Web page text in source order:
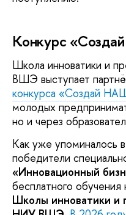
Конкурс
Школа инноватики и
ВШЭ выступает
конкурса «Создай
молодых
но и через
Как уже упоминалось
победители
«Инновационный
бесплатного
Школы инноватики и